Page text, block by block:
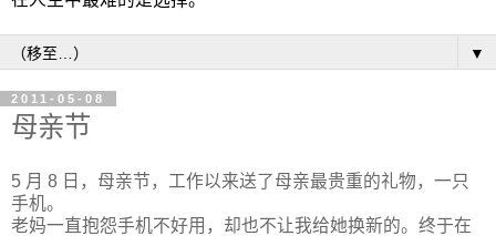
▼
2011-05-08
母亲节
5 月 8 日，母亲节，工作以来送了母亲最贵重的礼物，一只
手机。
老妈一直抱怨手机不好用，却也不让我给她换新的。终于在